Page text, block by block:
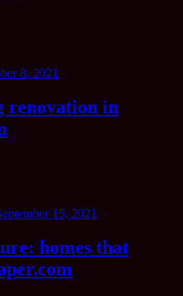
8, 2021
renovation in
15, 2021
homes that